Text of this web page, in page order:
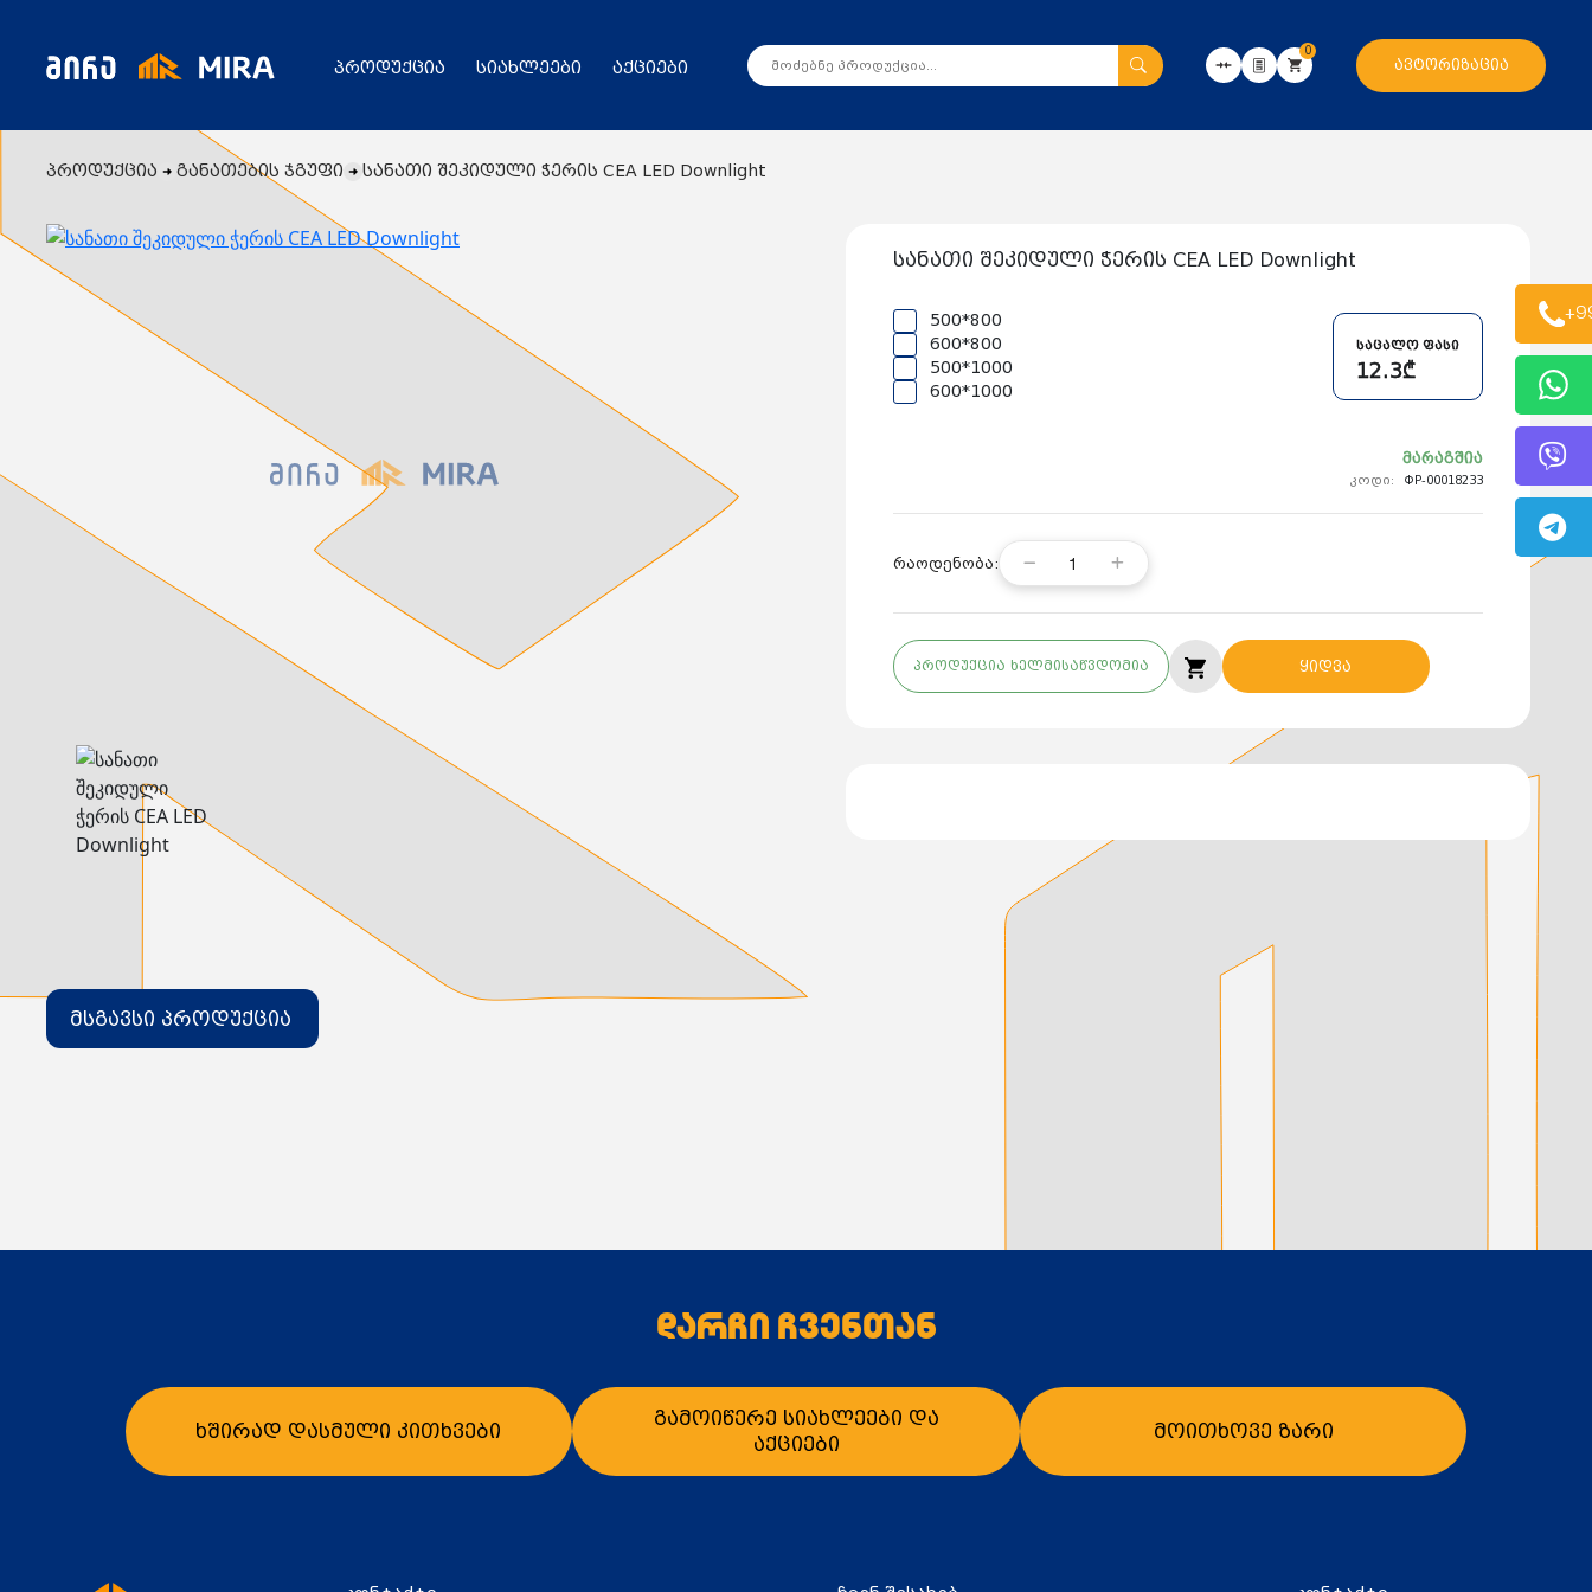
პროდუქცია სიახლეები აქციები
0
ავტორიზაცია
ყველა პროდუქცია
გენერატორი
ცენტრალური გათბობის ქვაბები
აბაზანის საშრობები
რადიატორები
საფართოებელი ავზები
კალორიფერები
მოცულობითი ბოილერი
ქვაბის სათადარიგო ნაწილები
გაზის მილები და მაკომპლექტებლები
გათბობის სისტემის მაკომპლექტებლები
ავარიული ციმციმები ხმოვანი ზარები
განათების ჯგუფი
დამიწების მოწყობილობები
დენისა და ძაბვის მექანიზმები
სადენის არხები და აქსესუარები
ელექტრო სადენის დოლურა
ელექტრო საკომუნიკაციო სადენები
მწერების საკლავი და სათადარიგო ნათურები
სადენის საკონტაქტო ელემენტი ჯგუფი
ხელის ინსტრუმენტის აქსესუარები
სამაგრი დეტალები ლითონის
ვენტილაცია
საცურაო აუზები და აქსესუარები
ელექტრო კარადები
ძაბვის რეგულატორი და სათადარიგო ნაწილები
ელექტრო სამონტაჟო ხელსაწყოები
საკანალიზაციო მილები და ფიტინგები
სიახლეები
პროდუქცია განათების ჯგუფი სანათი შეკიდული ჭერის CEA LED Downlight
სანათი შეკიდული ჭერის CEA LED Downlight
საცალო ფასი
12.3₾
მარაგშია
კოდი: ФР-00018233
500*800
600*800
500*1000
600*1000
რაოდენობა: 1
პროდუქცია ხელმისაწვდომია ყიდვა
მსგავსი პროდუქცია
დარჩი ჩვენთან
ხშირად დასმული კითხვები
გამოიწერე სიახლეები და
აქციები
მოითხოვე ზარი